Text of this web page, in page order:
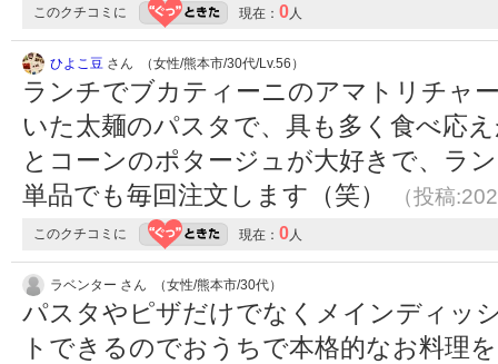
このクチコミに 現在： 0人
ひよこ豆 さん （女性/熊本市/30代/Lv.56）
ランチでブカティーニのアマトリチャ
いた太麺のパスタで、具も多く食べ応
とコーンのポタージュが大好きで、ラ
単品でも毎回注文します（笑）
（投稿
このクチコミに 現在： 0人
ラベンター さん （女性/熊本市/30代）
パスタやピザだけでなくメインディッ
トできるのでおうちで本格的なお料理